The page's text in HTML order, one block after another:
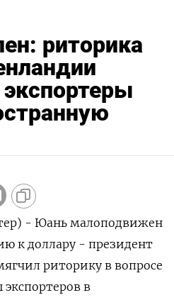
риторика
- Юань малоподвижен
к доллару - президент
риторику в вопросе
⁠в